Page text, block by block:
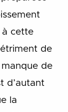
à cette
de
manque de
d’autant
la